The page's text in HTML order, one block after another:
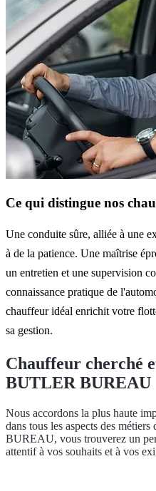
Ce qui distingue nos
Une conduite sûre, alliée à une
à de la patience. Une maîtrise
un entretien et une supervision
connaissance pratique de
chauffeur idéal enrichit votre
sa gestion.
Chauffeur cherché
BUTLER BUREAU
Nous accordons la plus haute
dans tous les aspects des
BUREAU, vous trouverez un
attentif à vos souhaits et à vos